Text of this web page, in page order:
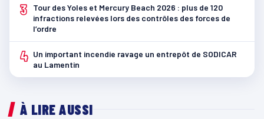
3
Tour des Yoles et Mercury Beach 2026 : plus de 120
infractions relevées lors des contrôles des forces de
l’ordre
4 Un important incendie ravage un entrepôt de SODICAR
au Lamentin
À LIRE AUSSI